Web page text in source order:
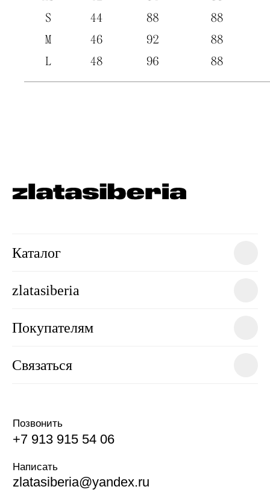
Каталог
zlatasiberia
Покупателям
Связаться
Будьте в курсе всех новинок
и спец. предложений
zlatasiberia@yandex.ru